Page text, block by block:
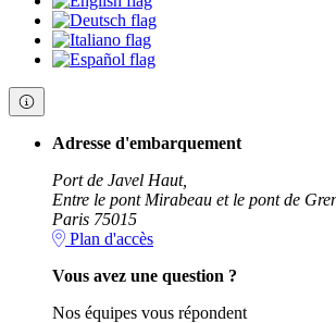
Adresse d'embarquement
Port de Javel Haut,
Entre le pont Mirabeau et le pont de
Paris 75015
Plan d'accès
Vous avez une question ?
Nos équipes vous répondent